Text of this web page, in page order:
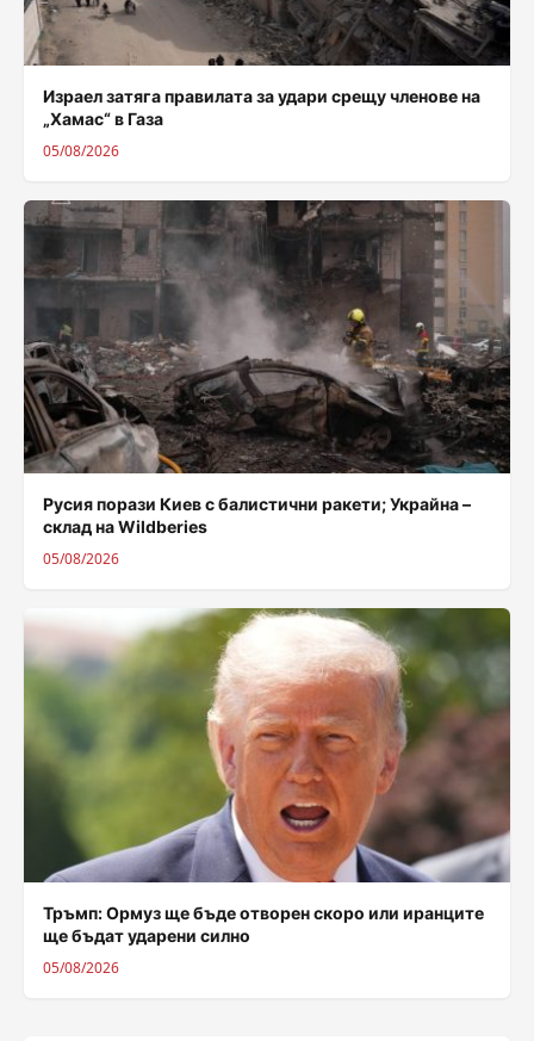
Израел затяга правилата за удари срещу членове на
„Хамас“ в Газа
05/08/2026
Русия порази Киев с балистични ракети; Украйна –
склад на Wildberies
05/08/2026
Тръмп: Ормуз ще бъде отворен скоро или иранците
ще бъдат ударени силно
05/08/2026